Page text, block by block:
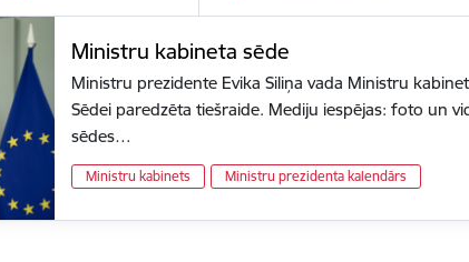
Ministru kabineta sēde
Ministru prezidente Evika Siliņa vada Ministru
Sēdei paredzēta tiešraide. Mediju iespējas: foto un
sēdes…
Ministru kabinets Ministru prezidenta kalendārs